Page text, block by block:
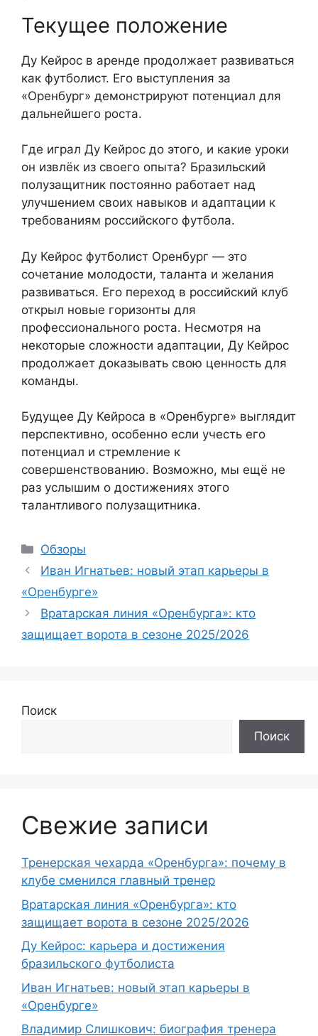
Текущее положение
Ду Кейрос в аренде продолжает развиваться
как футболист. Его выступления за
«Оренбург» демонстрируют потенциал для
дальнейшего роста.
Где играл Ду Кейрос до этого, и какие уроки
он извлёк из своего опыта? Бразильский
полузащитник постоянно работает над
улучшением своих навыков и адаптации к
требованиям российского футбола.
Ду Кейрос футболист Оренбург — это
сочетание молодости, таланта и желания
развиваться. Его переход в российский клуб
открыл новые горизонты для
профессионального роста. Несмотря на
некоторые сложности адаптации, Ду Кейрос
продолжает доказывать свою ценность для
команды.
Будущее Ду Кейроса в «Оренбурге» выглядит
перспективно, особенно если учесть его
потенциал и стремление к
совершенствованию. Возможно, мы ещё не
раз услышим о достижениях этого
талантливого полузащитника.
Рубрики
Обзоры
Иван Игнатьев: новый этап карьеры в
«Оренбурге»
Вратарская линия «Оренбурга»: кто
защищает ворота в сезоне 2025/2026
Поиск
Поиск
Свежие записи
Тренерская чехарда «Оренбурга»: почему в
клубе сменился главный тренер
Вратарская линия «Оренбурга»: кто
защищает ворота в сезоне 2025/2026
Ду Кейрос: карьера и достижения
бразильского футболиста
Иван Игнатьев: новый этап карьеры в
«Оренбурге»
Владимир Слишкович: биография тренера